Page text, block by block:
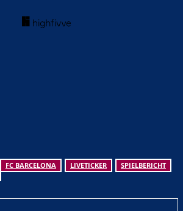
FC BARCELONA LIVETICKER
SPIELBERICHT